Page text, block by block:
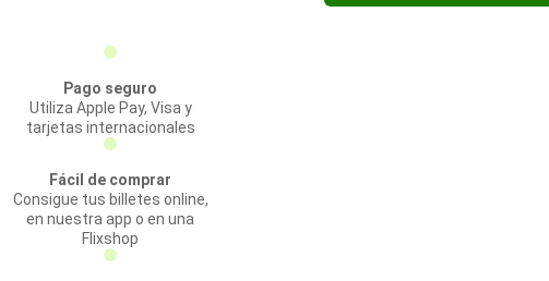
Pago seguro
Utiliza Apple Pay, Visa y
tarjetas internacionales
Fácil de comprar
Consigue tus billetes online,
en nuestra app o en una
Flixshop